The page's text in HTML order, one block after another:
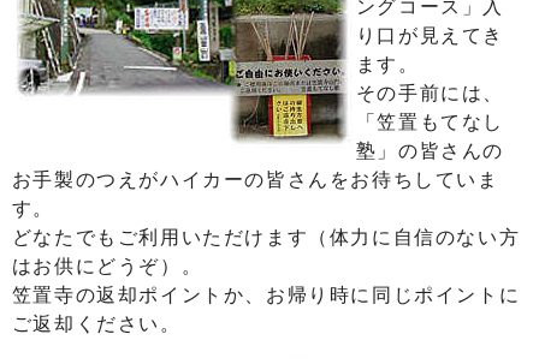
り口が見えてき
ます。
その手前には、
「笠置もてなし
塾」の皆さんの
お手製のつえがハイカーの皆さんをお待ちしていま
す。
どなたでもご利用いただけます（体力に自信のない方
はお供にどうぞ）。
笠置寺の返却ポイントか、お帰り時に同じポイントに
ご返却ください。